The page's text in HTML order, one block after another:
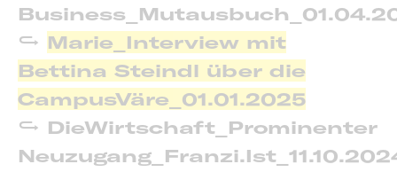
Marie_Interview mit
Bettina Steindl über die
CampusVäre_01.01.2025
DieWirtschaft_Prominenter